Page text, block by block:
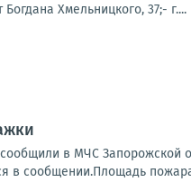
Хмельницкого, 37;- г....
в МЧС Запорожской
в сообщении.Площадь